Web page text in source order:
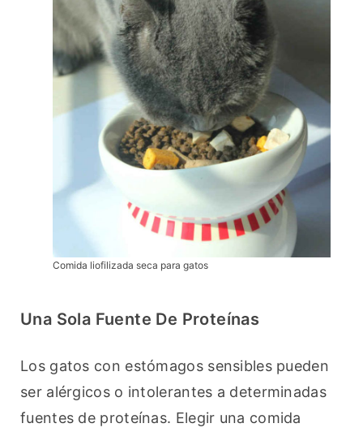
Comida liofilizada seca para gatos
Una Sola Fuente De Proteínas
Los gatos con estómagos sensibles pueden
ser alérgicos o intolerantes a determinadas
fuentes de proteínas. Elegir una comida